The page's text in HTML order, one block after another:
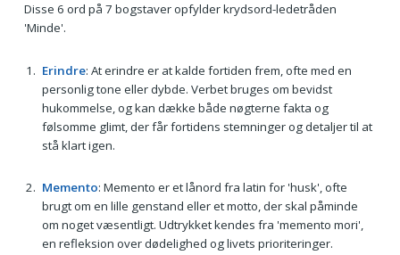
Disse 6 ord på 7 bogstaver opfylder krydsord-ledetråden
'Minde'.
Erindre: At erindre er at kalde fortiden frem, ofte med en
personlig tone eller dybde. Verbet bruges om bevidst
hukommelse, og kan dække både nøgterne fakta og
følsomme glimt, der får fortidens stemninger og detaljer til at
stå klart igen.
Memento: Memento er et lånord fra latin for 'husk', ofte
brugt om en lille genstand eller et motto, der skal påminde
om noget væsentligt. Udtrykket kendes fra 'memento mori',
en refleksion over dødelighed og livets prioriteringer.